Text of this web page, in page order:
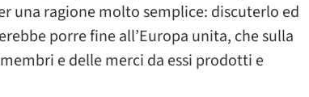
una ragione molto semplice: discuterlo ed
porre fine all’Europa unita, che sulla
e delle merci da essi prodotti e